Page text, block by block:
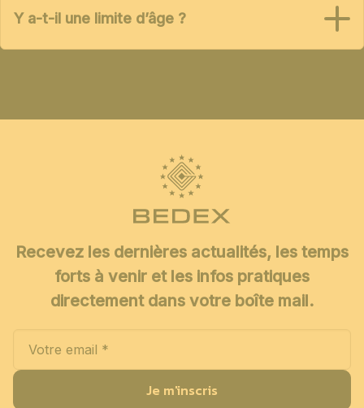
Y a-t-il une limite d’âge ?
Recevez les dernières actualités, les temps
forts à venir et les infos pratiques
directement dans votre boîte mail.
Je m'inscris